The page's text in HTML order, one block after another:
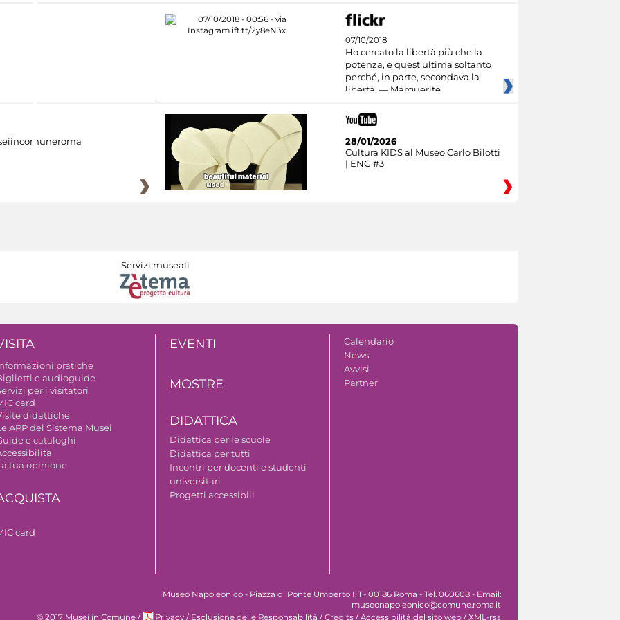
07/10/2018
Ho cercato la libertà più che la
potenza, e quest'ultima soltanto
perché, in parte, secondava la
libertà. — Marguerite
28/01/2026
Cultura KIDS al Museo Carlo Bilotti
| ENG #3
Servizi museali
pratiche
e audioguide
per i visitatori
card
didattiche
APP del Sistema Musei
e cataloghi
tua opinione
card
EVENTI
MOSTRE
DIDATTICA
Didattica per le scuole
Didattica per tutti
Incontri per docenti e studenti
universitari
Progetti accessibili
Calendario
News
Avvisi
Partner
Museo Napoleonico - Piazza di Ponte Umberto I, 1 - 00186 Roma - Tel. 060608 - Email:
museonapoleonico@comune.roma.it
© 2017 Musei in Comune / Privacy / Esclusione delle Responsabilità / Credits / Accessibilità del sito web / XML-rss